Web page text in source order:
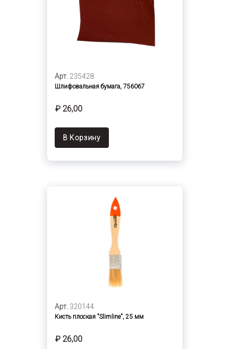
Арт. 235428
Шлифовальная бумага, 756067
₽ 26,00
В Корзину
Арт. 320144
Кисть плоская "Slimline", 25 мм
₽ 26,00